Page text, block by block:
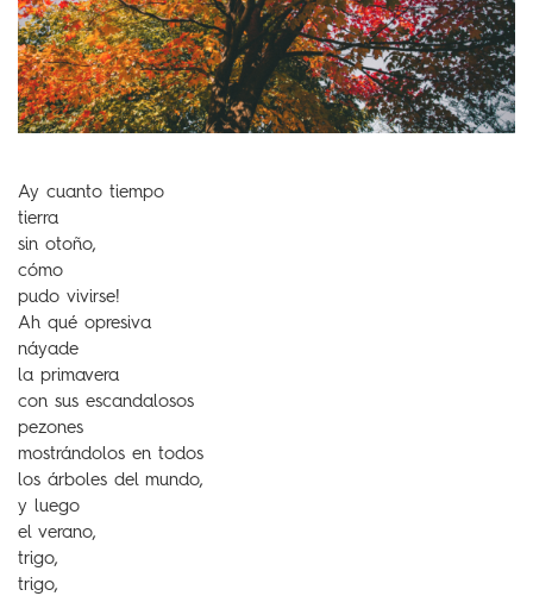
Ay cuanto tiempo
tierra
sin otoño,
cómo
pudo vivirse!
Ah qué opresiva
náyade
la primavera
con sus escandalosos
pezones
mostrándolos en todos
los árboles del mundo,
y luego
el verano,
trigo,
trigo,